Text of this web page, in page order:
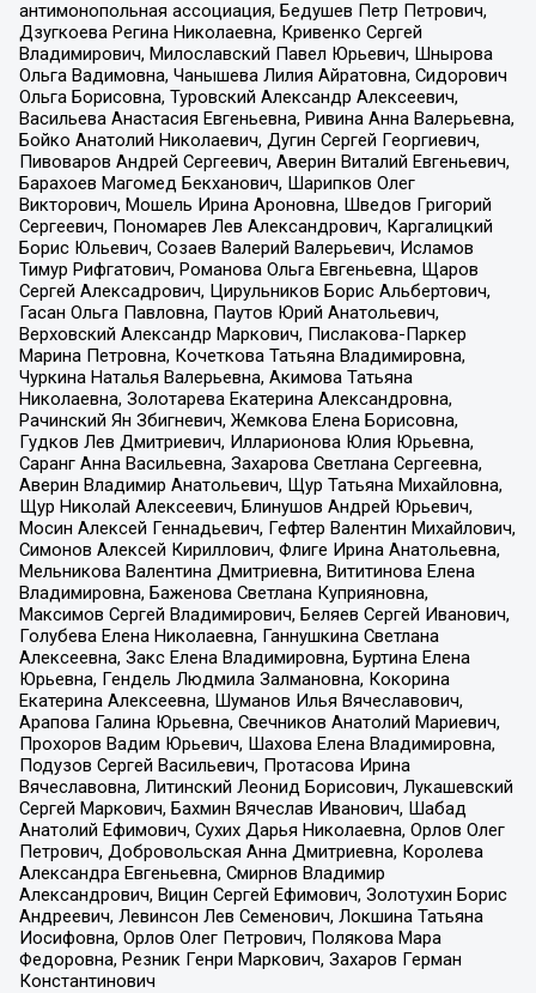
антимонопольная ассоциация, Бедушев Петр Петрович,
Дзугкоева Регина Николаевна, Кривенко Сергей
Владимирович, Милославский Павел Юрьевич, Шнырова
Ольга Вадимовна, Чанышева Лилия Айратовна, Сидорович
Ольга Борисовна, Туровский Александр Алексеевич,
Васильева Анастасия Евгеньевна, Ривина Анна Валерьевна,
Бойко Анатолий Николаевич, Дугин Сергей Георгиевич,
Пивоваров Андрей Сергеевич, Аверин Виталий Евгеньевич,
Барахоев Магомед Бекханович, Шарипков Олег
Викторович, Мошель Ирина Ароновна, Шведов Григорий
Сергеевич, Пономарев Лев Александрович, Каргалицкий
Борис Юльевич, Созаев Валерий Валерьевич, Исламов
Тимур Рифгатович, Романова Ольга Евгеньевна, Щаров
Сергей Алексадрович, Цирульников Борис Альбертович,
Гасан Ольга Павловна, Паутов Юрий Анатольевич,
Верховский Александр Маркович, Пислакова-Паркер
Марина Петровна, Кочеткова Татьяна Владимировна,
Чуркина Наталья Валерьевна, Акимова Татьяна
Николаевна, Золотарева Екатерина Александровна,
Рачинский Ян Збигневич, Жемкова Елена Борисовна,
Гудков Лев Дмитриевич, Илларионова Юлия Юрьевна,
Саранг Анна Васильевна, Захарова Светлана Сергеевна,
Аверин Владимир Анатольевич, Щур Татьяна Михайловна,
Щур Николай Алексеевич, Блинушов Андрей Юрьевич,
Мосин Алексей Геннадьевич, Гефтер Валентин Михайлович,
Симонов Алексей Кириллович, Флиге Ирина Анатольевна,
Мельникова Валентина Дмитриевна, Вититинова Елена
Владимировна, Баженова Светлана Куприяновна,
Максимов Сергей Владимирович, Беляев Сергей Иванович,
Голубева Елена Николаевна, Ганнушкина Светлана
Алексеевна, Закс Елена Владимировна, Буртина Елена
Юрьевна, Гендель Людмила Залмановна, Кокорина
Екатерина Алексеевна, Шуманов Илья Вячеславович,
Арапова Галина Юрьевна, Свечников Анатолий Мариевич,
Прохоров Вадим Юрьевич, Шахова Елена Владимировна,
Подузов Сергей Васильевич, Протасова Ирина
Вячеславовна, Литинский Леонид Борисович, Лукашевский
Сергей Маркович, Бахмин Вячеслав Иванович, Шабад
Анатолий Ефимович, Сухих Дарья Николаевна, Орлов Олег
Петрович, Добровольская Анна Дмитриевна, Королева
Александра Евгеньевна, Смирнов Владимир
Александрович, Вицин Сергей Ефимович, Золотухин Борис
Андреевич, Левинсон Лев Семенович, Локшина Татьяна
Иосифовна, Орлов Олег Петрович, Полякова Мара
Федоровна, Резник Генри Маркович, Захаров Герман
Константинович